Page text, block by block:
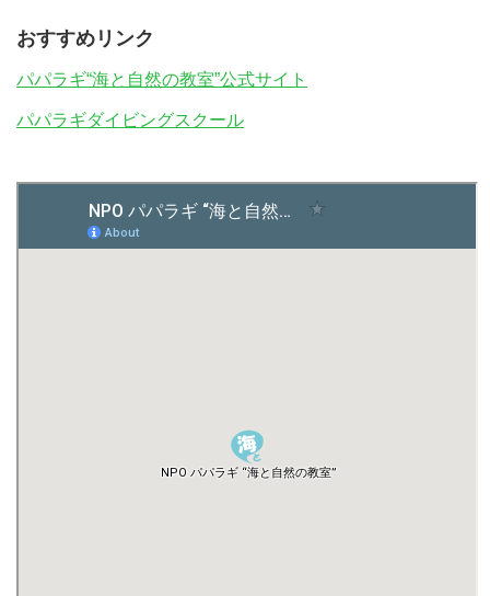
おすすめリンク
パパラギ“海と自然の教室”公式サイト
パパラギダイビングスクール